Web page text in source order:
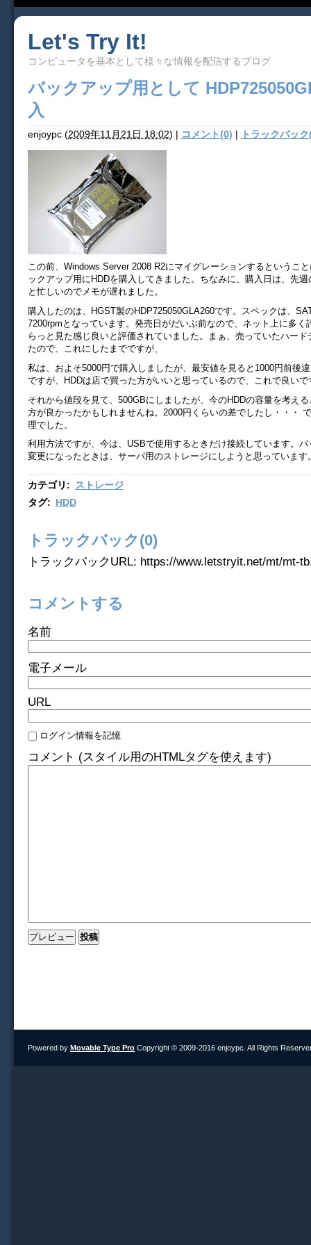
Let's Try It!
コンピュータを基本として様々な情報を配信するブログ
バックアップ用として
入
enjoypc (2009年11月21日 18:02) | コメント(0) | トラックバッ
この前、Windows Server 2008 R2にマイグレーションするというこ
ックアップ用にHDDを購入してきました。ちなみに、購入日は、先
と忙しいのでメモが遅れました。
購入したのは、HGST製のHDP725050GLA260です。スペックは、
7200rpmとなっています。発売日がだいぶ前なので、ネット上に多く
らっと見た感じ良いと評価されていました。まぁ、売っていたハー
たので、これにしたまでですが、
私は、およそ5000円で購入しましたが、最安値を見ると1000円前後
ですが、HDDは店で買った方がいいと思っているので、これで良いで
それから値段を見て、500GBにしましたが、今のHDDの容量を考え
方が良かったかもしれませんね。2000円くらいの差でしたし・・・
理でした。
利用方法ですが、今は、USBで使用するときだけ接続しています。
変更になったときは、サーバ用のストレージにしようと思っています
カテゴリ : ストレージ
タグ: HDD
トラックバック(0)
トラックバックURL: https://www.letstryit.net/mt/mt-
コメントする
名前
電子メール
URL
ログイン情報を記憶
コメント (スタイル用のHTMLタグを使えます)
Powered by Movable Type Pro Copyright © 2009-2016 enjoypc. All Rights